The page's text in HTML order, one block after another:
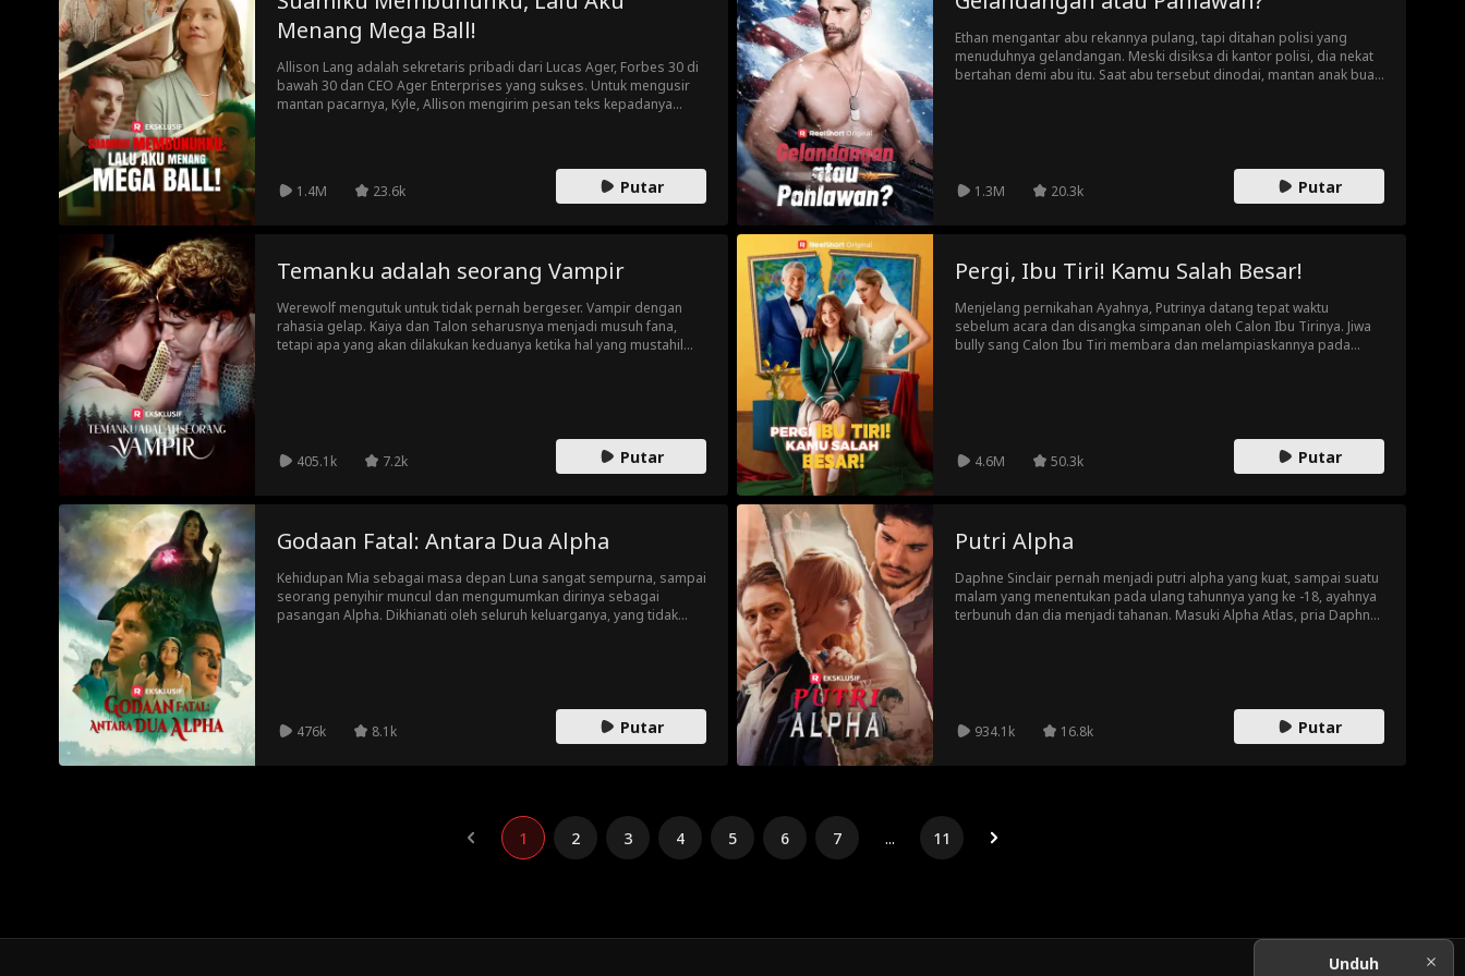
Menang Mega Ball!
Allison Lang adalah sekretaris pribadi dari Lucas Ager, Forbes 30 di
bawah 30 dan CEO Ager Enterprises yang sukses. Untuk mengusir
mantan pacarnya, Kyle, Allison mengirim pesan teks kepadanya
memecatnya... ataukah rahasia dari masa lalu mereka terungkap?
1.4M 23.6k Putar
Ethan mengantar abu rekannya pulang, tapi ditahan polisi yang
menuduhnya gelandangan. Meski disiksa di kantor polisi, dia nekat
bertahan demi abu itu. Saat abu tersebut dinodai, mantan anak buah
1.3M 20.3k Putar
Temanku adalah seorang Vampir
Werewolf mengutuk untuk tidak pernah bergeser. Vampir dengan
rahasia gelap. Kaiya dan Talon seharusnya menjadi musuh fana,
tetapi apa yang akan dilakukan keduanya ketika hal yang mustahil
405.1k 7.2k Putar
Pergi, Ibu Tiri! Kamu Salah Besar!
Menjelang pernikahan Ayahnya, Putrinya datang tepat waktu
sebelum acara dan disangka simpanan oleh Calon Ibu Tirinya. Jiwa
bully sang Calon Ibu Tiri membara dan melampiaskannya pada
4.6M 50.3k Putar
Godaan Fatal: Antara Dua Alpha
Kehidupan Mia sebagai masa depan Luna sangat sempurna, sampai
seorang penyihir muncul dan mengumumkan dirinya sebagai
pasangan Alpha. Dikhianati oleh seluruh keluarganya, yang tidak
476k 8.1k Putar
Putri Alpha
Daphne Sinclair pernah menjadi putri alpha yang kuat, sampai suatu
malam yang menentukan pada ulang tahunnya yang ke -18, ayahnya
terbunuh dan dia menjadi tahanan. Masuki Alpha Atlas, pria Daphne
membalas dendam, ingatlah untuk menggali dua kuburan.
934.1k
16.8k Putar
1 2 3 4 5 6 7 ... 11
Unduh